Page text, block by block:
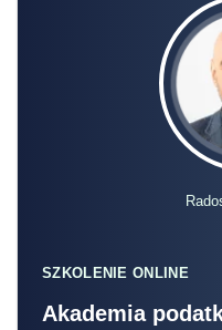
SZKOLENIE ONLINE
Akademia